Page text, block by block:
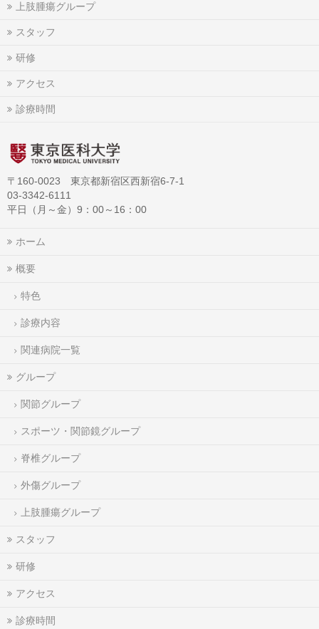
上肢腫瘍グループ
スタッフ
研修
アクセス
診療時間
〒160-0023 東京都新宿区西新宿6-7-1
03-3342-6111
平日（月～金）9：00～16：00
ホーム
概要
特色
診療内容
関連病院一覧
グループ
関節グループ
スポーツ・関節鏡グループ
脊椎グループ
外傷グループ
上肢腫瘍グループ
スタッフ
研修
アクセス
診療時間